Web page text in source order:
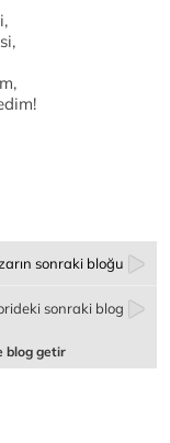
sonraki bloğu
sonraki blog
blog getir